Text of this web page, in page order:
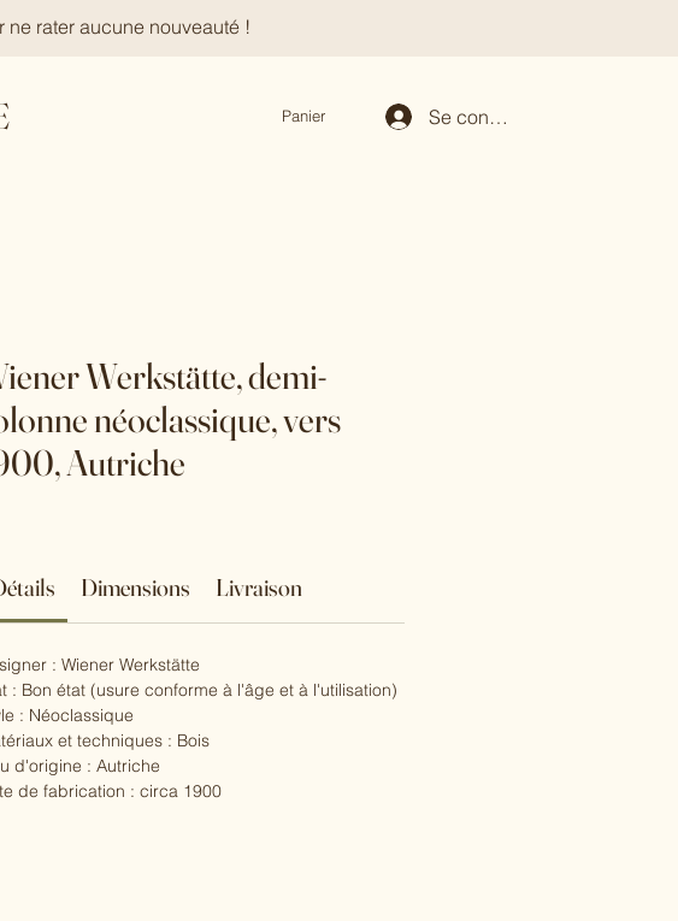
rater aucune nouveauté !
Panier Se connecter
Werkstätte, demi-
néoclassique, vers
Autriche
Dimensions Livraison
: Wiener Werkstätte
: Bon état (usure conforme à l'âge et à l'utilisation)
: Néoclassique
et techniques : Bois
d'origine : Autriche
de fabrication : circa 1900